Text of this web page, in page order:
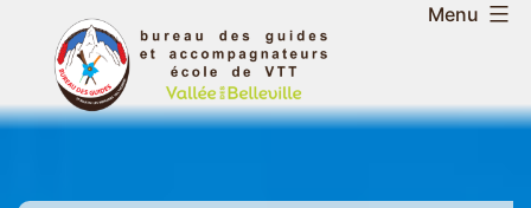
contenuBureau
des
guides
accompagnateurs
Menu